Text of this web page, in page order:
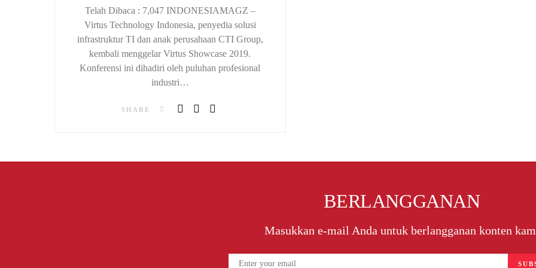
Telah Dibaca : 7,047 INDONESIAMAGZ –
Virtus Technology Indonesia, penyedia solusi
infrastruktur TI dan anak perusahaan CTI Group,
kembali menggelar Virtus Showcase 2019.
Konferensi ini dihadiri oleh puluhan profesional
industri…
SHARE
BERLANGGANAN
Masukkan e-mail Anda untuk berlangganan konten